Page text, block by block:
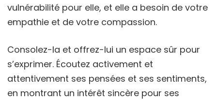
vulnérabilité pour elle, et elle a besoin de votre
empathie et de votre compassion.
Consolez-la et offrez-lui un espace sûr pour
s’exprimer. Écoutez activement et
attentivement ses pensées et ses sentiments,
en montrant un intérêt sincère pour ses